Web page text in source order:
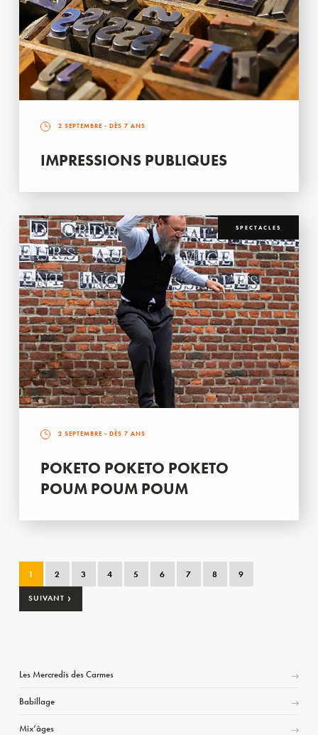
2 SEPTEMBRE - DÈS 7 ANS
IMPRESSIONS PUBLIQUES
SPECTACLES
2 SEPTEMBRE - DÈS 7 ANS
POKETO POKETO POKETO
POUM POUM POUM
1 2 3 4 5 6 7 8 9
SUIVANT ›
Les Mercredis des Carmes
Babillage
Mix’âges